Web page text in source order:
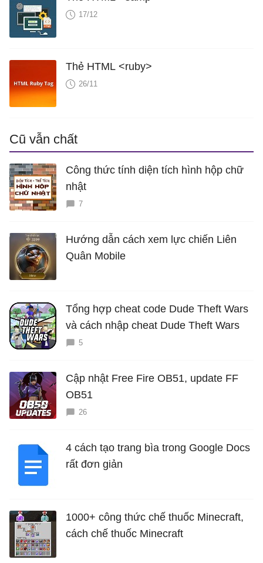
17/12
Thẻ HTML <ruby>
26/11
Cũ vẫn chất
Công thức tính diện tích hình hộp chữ
nhật
7
Hướng dẫn cách xem lực chiến Liên
Quân Mobile
Tổng hợp cheat code Dude Theft Wars
và cách nhập cheat Dude Theft Wars
5
Cập nhật Free Fire OB51, update FF
OB51
26
4 cách tạo trang bìa trong Google Docs
rất đơn giản
1000+ công thức chế thuốc Minecraft,
cách chế thuốc Minecraft